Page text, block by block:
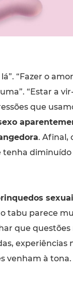
“Fazer o
“Estar a
que
. Afinal,
diminuído
tabu parece
que
experiências
venham à tona.